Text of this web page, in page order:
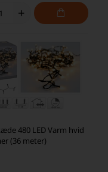
+
480 LED Varm hvid
(36 meter)